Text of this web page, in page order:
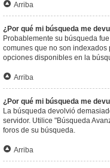
Arriba
¿Por qué mi búsqueda me
Probablemente su búsqueda
comunes que no son indexados
opciones disponibles en la
Arriba
¿Por qué mi búsqueda me
La búsqueda devolvió
servidor. Utilice "Búsqueda
foros de su búsqueda.
Arriba